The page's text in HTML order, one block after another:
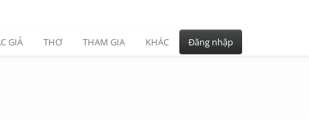
GIẢ THƠ THAM GIA KHÁC Đăng nhập